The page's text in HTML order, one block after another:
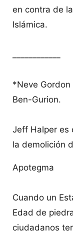
en contra de
Islámica.
*Neve
Ben-Gurion.
Jeff Halper es
la demolición
Apotegma
Cuando un
Edad de
ciudadanos